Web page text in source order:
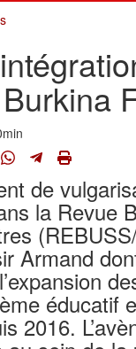
de
la Revue
Armand
éducatif
2016.